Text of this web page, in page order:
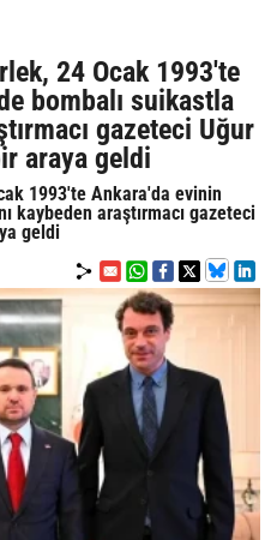
24 Ocak 1993'te
bombalı suikastla
gazeteci Uğur
araya geldi
1993'te Ankara'da evinin
kaybeden araştırmacı gazeteci
geldi